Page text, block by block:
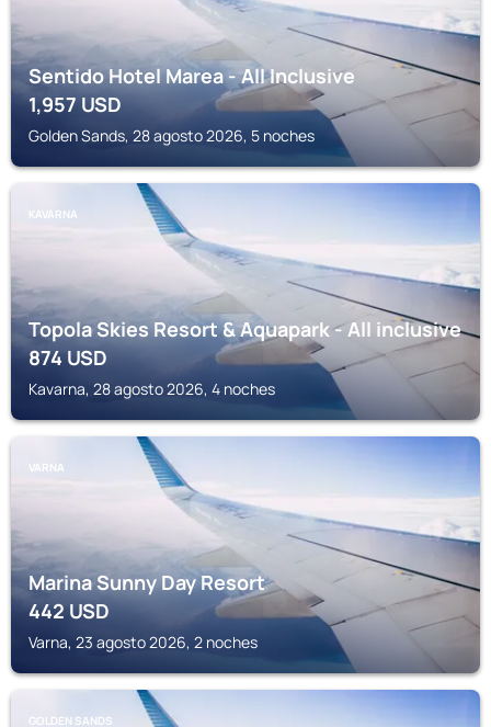
Sentido Hotel Marea - All Inclusive
1,957 USD
Golden Sands, 28 agosto 2026, 5 noches
KAVARNA
Topola Skies Resort & Aquapark - All inclusive
874USD
Kavarna, 28 agosto 2026, 4 noches
VARNA
Marina Sunny Day Resort
442USD
Varna, 23 agosto 2026, 2 noches
GOLDEN SANDS